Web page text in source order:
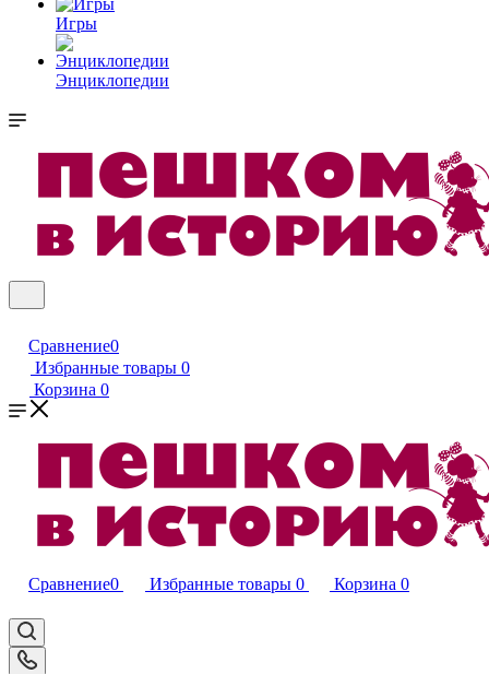
Игры
Энциклопедии
Сравнение0
Избранные товары 0
Корзина 0
Сравнение0 Избранные товары 0 Корзина 0